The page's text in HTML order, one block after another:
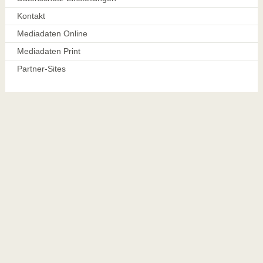
Kontakt
Mediadaten Online
Mediadaten Print
Partner-Sites